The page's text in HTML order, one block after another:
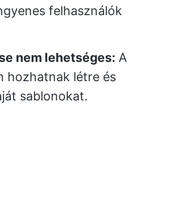
felhasználók
nem lehetséges: A
hozhatnak létre és
sablonokat.